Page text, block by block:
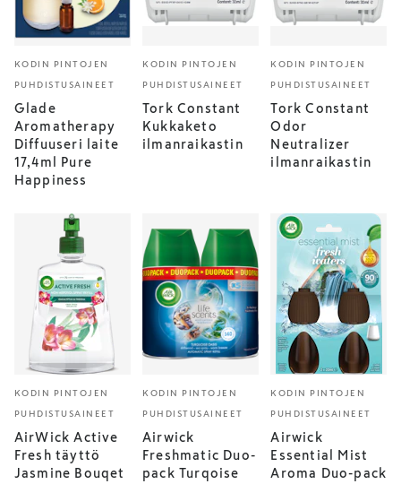
KODIN PINTOJEN
PUHDISTUSAINEET
Glade
Aromatherapy
Diffuuseri laite
17,4ml Pure
Happiness
KODIN PINTOJEN
PUHDISTUSAINEET
Tork Constant
Kukkaketo
ilmanraikastin
KODIN PINTOJEN
PUHDISTUSAINEET
Tork Constant
Odor
Neutralizer
ilmanraikastin
KODIN PINTOJEN
PUHDISTUSAINEET
AirWick Active
Fresh täyttö
Jasmine Bouqet
KODIN PINTOJEN
PUHDISTUSAINEET
Airwick
Freshmatic Duo-
pack Turqoise
KODIN PINTOJEN
PUHDISTUSAINEET
Airwick
Essential Mist
Aroma Duo-pack